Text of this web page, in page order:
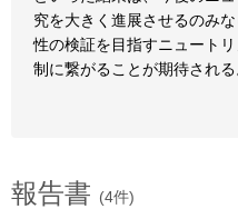
究を大きく進展させるのみ
性の検証を目指すニュート
制に繋がることが期待される
報告書 (4件)